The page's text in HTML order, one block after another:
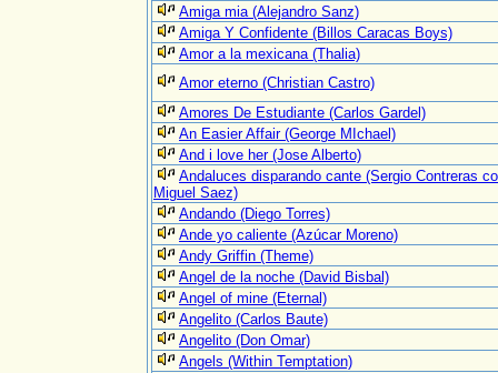
Amiga mia (Alejandro Sanz)
Amiga Y Confidente (Billos Caracas Boys)
Amor a la mexicana (Thalia)
Amor eterno (Christian Castro)
Amores De Estudiante (Carlos Gardel)
An Easier Affair (George MIchael)
And i love her (Jose Alberto)
Andaluces disparando cante (Sergio Contreras
Miguel Saez)
Andando (Diego Torres)
Ande yo caliente (Azúcar Moreno)
Andy Griffin (Theme)
Angel de la noche (David Bisbal)
Angel of mine (Eternal)
Angelito (Carlos Baute)
Angelito (Don Omar)
Angels (Within Temptation)